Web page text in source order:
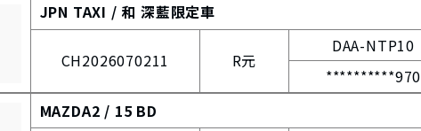
JPN TAXI / 和 深藍限定車
CH2026070211 R元
DAA-NTP10
**********970
MAZDA2 / 15 BD